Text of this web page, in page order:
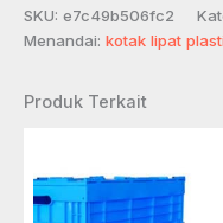
SKU: e7c49b506fc2
Menandai: kotak lipat
Produk Terkait